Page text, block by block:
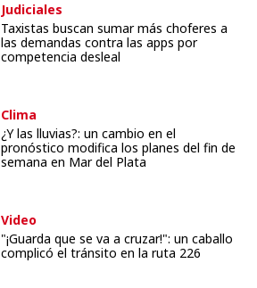
Judiciales
Taxistas buscan sumar más choferes a
las demandas contra las apps por
competencia desleal
Clima
¿Y las lluvias?: un cambio en el
pronóstico modifica los planes del fin de
semana en Mar del Plata
Video
"¡Guarda que se va a cruzar!": un caballo
complicó el tránsito en la ruta 226